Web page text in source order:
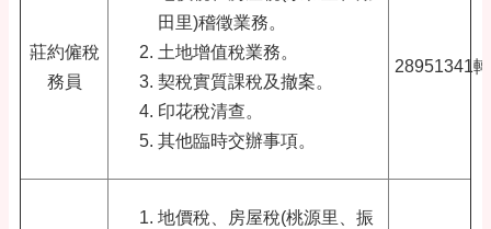
莊約僱稅
務員
田里)稽徵業務。
土地增值稅業務。
契稅實質課稅及撤案。
印花稅清查。
其他臨時交辦事項。
28951341
地價稅、房屋稅(桃源里、振